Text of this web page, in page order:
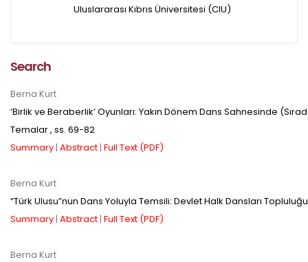
makaleler için yazarlara
APC bilgi mesajı
yapılmamaktadır.
Uluslararası Kıbrıs Üniversitesi (CIU)
Search
Berna Kurt
‘Birlik ve Beraberlik’ Oyunları: Yakın Dönem Dans Sahnesinde
Temalar, ss. 69-82
Summary| Abstract| Full Text (PDF)
Berna Kurt
“Türk Ulusu”nun Dans Yoluyla Temsili: Devlet Halk Dansları Topluluğu
Summary| Abstract| Full Text (PDF)
Berna Kurt